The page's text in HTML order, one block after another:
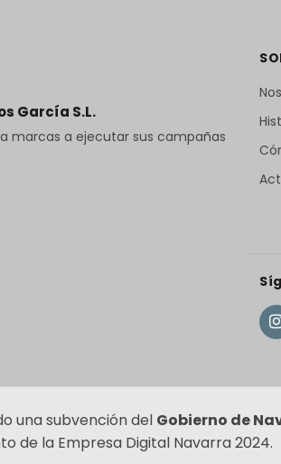
García S.L.
marcas a ejecutar sus campañas
una subvención del Gobierno de
de la Empresa Digital Navarra 2024.